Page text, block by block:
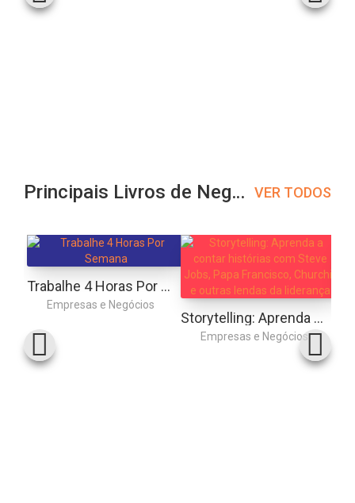
Principais Livros de Negócios VER TODOS
Trabalhe 4 Horas Por Semana
Empresas e Negócios
Storytelling: Aprenda a contar histórias com Steve Jobs, Papa Francisco, Churchill e outras lendas da liderança
Empresas e Negócios